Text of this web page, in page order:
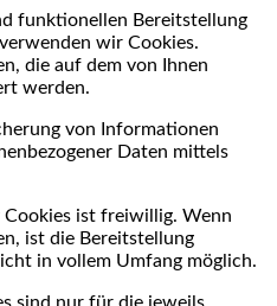
funktionellen Bereitstellung
wir Cookies.
die auf dem von Ihnen
werden.
von Informationen
Daten mittels
ist freiwillig. Wenn
ist die Bereitstellung
in vollem Umfang möglich.